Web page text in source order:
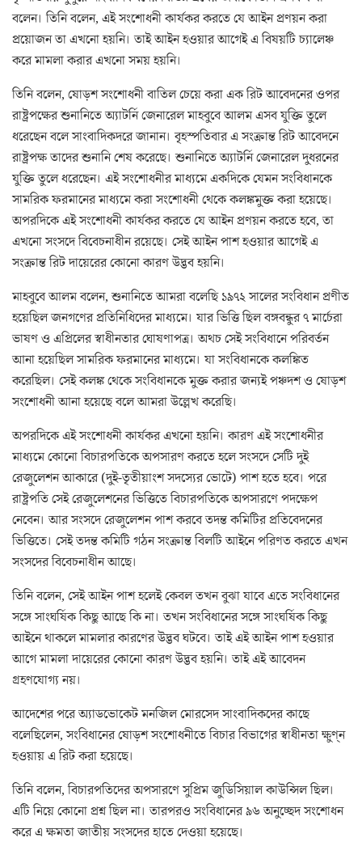
বলেন। তিনি বলেন, এই সংশোধনী কার্যকর করতে যে আইন প্রণয়ন করা
প্রয়োজন তা এখনো হয়নি। তাই আইন হওয়ার আগেই এ বিষয়টি চ্যালেঞ্চ
করে মামলা করার এখনো সময় হয়নি।
তিনি বলেন, ষোড়শ সংশোধনী বাতিল চেয়ে করা এক রিট আবেদনের ওপর
রাষ্ট্রপক্ষের শুনানিতে অ্যাটর্নি জেনারেল মাহবুবে আলম এসব যুক্তি তুলে
ধরেছেন বলে সাংবাদিকদরে জানান। বৃহস্পতিবার এ সংক্রান্ত রিট আবেদনে
রাষ্ট্রপক্ষ তাদের শুনানি শেষ করেছে। শুনানিতে অ্যাটর্নি জেনারেল দুধরনের
যুক্তি তুলে ধরেছেন। এই সংশোধনীর মাধ্যমে একদিকে যেমন সংবিধানকে
সামরিক ফরমানের মাধ্যমে করা সংশোধনী থেকে কলঙ্কমুক্ত করা হয়েছে।
অপরদিকে এই সংশোধনী কার্যকর করতে যে আইন প্রণয়ন করতে হবে, তা
এখনো সংসদে বিবেচনাধীন রয়েছে। সেই আইন পাশ হওয়ার আগেই এ
সংক্রান্ত রিট দায়েরের কোনো কারণ উদ্ভব হয়নি।
মাহবুবে আলম বলেন, শুনানিতে আমরা বলেছি ১৯৭২ সালের সংবিধান প্রণীত
হয়েছিল জনগণের প্রতিনিধিদের মাধ্যমে। যার ভিত্তি ছিল বঙ্গবন্ধুর ৭ মার্চেরা
ভাষণ ও এপ্রিলের স্বাধীনতার ঘোষণাপত্র। অথচ সেই সংবিধানে পরিবর্তন
আনা হয়েছিল সামরিক ফরমানের মাধ্যমে। যা সংবিধানকে কলঙ্কিত
করেছিল। সেই কলঙ্ক থেকে সংবিধানকে মুক্ত করার জন্যই পঞ্চদশ ও ষোড়শ
সংশোধনী আনা হয়েছে বলে আমরা উল্লেখ করেছি।
অপরদিকে এই সংশোধনী কার্যকর এখনো হয়নি। কারণ এই সংশোধনীর
মাধ্যমে কোনো বিচারপতিকে অপসারণ করতে হলে সংসদে সেটি দুই
রেজুলেশন আকারে (দুই-তৃতীয়াংশ সদস্যের ভোটে) পাশ হতে হবে। পরে
রাষ্ট্রপতি সেই রেজুলেশনের ভিত্তিতে বিচারপতিকে অপসারণে পদক্ষেপ
নেবেন। আর সংসদে রেজুলেশন পাশ করবে তদন্ত কমিটির প্রতিবেদনের
ভিত্তিতে। সেই তদন্ত কমিটি গঠন সংক্রান্ত বিলটি আইনে পরিণত করতে এখন
সংসদের বিবেচনাধীন আছে।
তিনি বলেন, সেই আইন পাশ হলেই কেবল তখন বুঝা যাবে এতে সংবিধানের
সঙ্গে সাংঘর্ষিক কিছু আছে কি না। তখন সংবিধানের সঙ্গে সাংঘর্ষিক কিছু
আইনে থাকলে মামলার কারণের উদ্ভব ঘটবে। তাই এই আইন পাশ হওয়ার
আগে মামলা দায়েরের কোনো কারণ উদ্ভব হয়নি। তাই এই আবেদন
গ্রহণযোগ্য নয়।
আদেশের পরে অ্যাডভোকেট মনজিল মোরসেদ সাংবাদিকদের কাছে
বলেছিলেন, সংবিধানের ষোড়শ সংশোধনীতে বিচার বিভাগের স্বাধীনতা ক্ষুণ্‌ন
হওয়ায় এ রিট করা হয়েছে।
তিনি বলেন, বিচারপতিদের অপসারণে সুপ্রিম জুডিসিয়াল কাউন্সিল ছিল।
এটি নিয়ে কোনো প্রশ্ন ছিল না। তারপরও সংবিধানের ৯৬ অনুচ্ছেদ সংশোধন
করে এ ক্ষমতা জাতীয় সংসদের হাতে দেওয়া হয়েছে।